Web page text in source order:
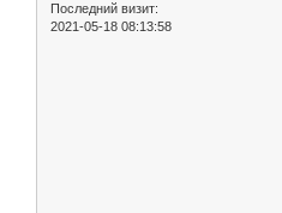
Последний визит:
2021-05-18 08:13:58